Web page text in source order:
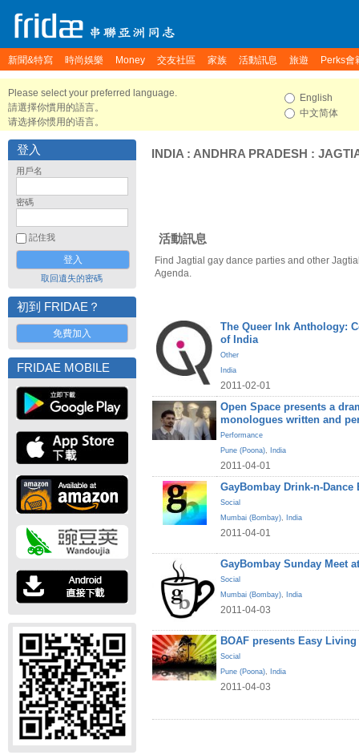
新聞&特寫 時尚娛樂 Money 交友社區 家族 活動訊息 旅遊 Perks會
Please select your preferred language.
請選擇你慣用的語言。
请选择你惯用的语言。
English
中文简体
登入
用戶名
密碼
記住我
取回遺失的密碼
初到 FRIDAE？
免費加入
FRIDAE MOBILE
INDIA : ANDHRA PRADESH :
活動訊息
Find Jagtial gay dance parties and other
Agenda.
The Queer Ink Anthology:
of India
Other
India
2011-02-01
Open Space presents a
monologues written and
Performance
Pune (Poona), India
2011-04-01
GayBombay Drink-n-Dance
Social
Mumbai (Bombay), India
2011-04-01
GayBombay Sunday Meet
Social
Mumbai (Bombay), India
2011-04-03
BOAF presents Easy
Social
Pune (Poona), India
2011-04-03